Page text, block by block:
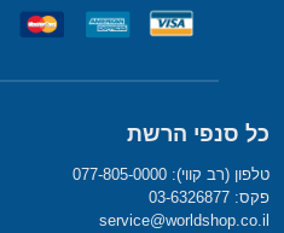
כל סנפי הרשת
טלפון (רב קווי): 077-805-0000
פקס: 03-6326877
service@worldshop.co.il